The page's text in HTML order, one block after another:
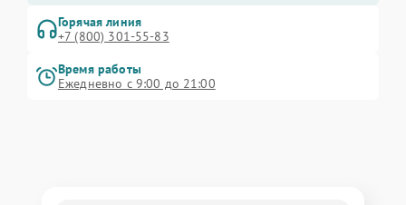
Горячая линия
+7 (800) 301-55-83
Время работы
Ежедневно с 9:00 до 21:00